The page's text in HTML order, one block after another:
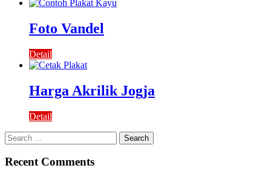
Foto Vandel
Detail
Harga Akrilik Jogja
Detail
Search
for:
Recent Comments